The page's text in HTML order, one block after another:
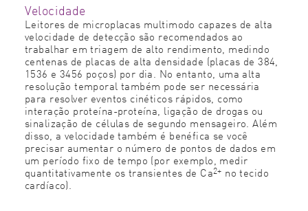
Velocidade
Leitores de microplacas multimodo capazes de alta
velocidade de detecção são recomendados ao
trabalhar em triagem de alto rendimento, medindo
centenas de placas de alta densidade (placas de 384,
1536 e 3456 poços) por dia. No entanto, uma alta
resolução temporal também pode ser necessária
para resolver eventos cinéticos rápidos, como
interação proteína-proteína, ligação de drogas ou
sinalização de células de segundo mensageiro. Além
disso, a velocidade também é benéfica se você
precisar aumentar o número de pontos de dados em
um período fixo de tempo (por exemplo, medir
quantitativamente os transientes de Ca2+ no tecido
cardíaco).